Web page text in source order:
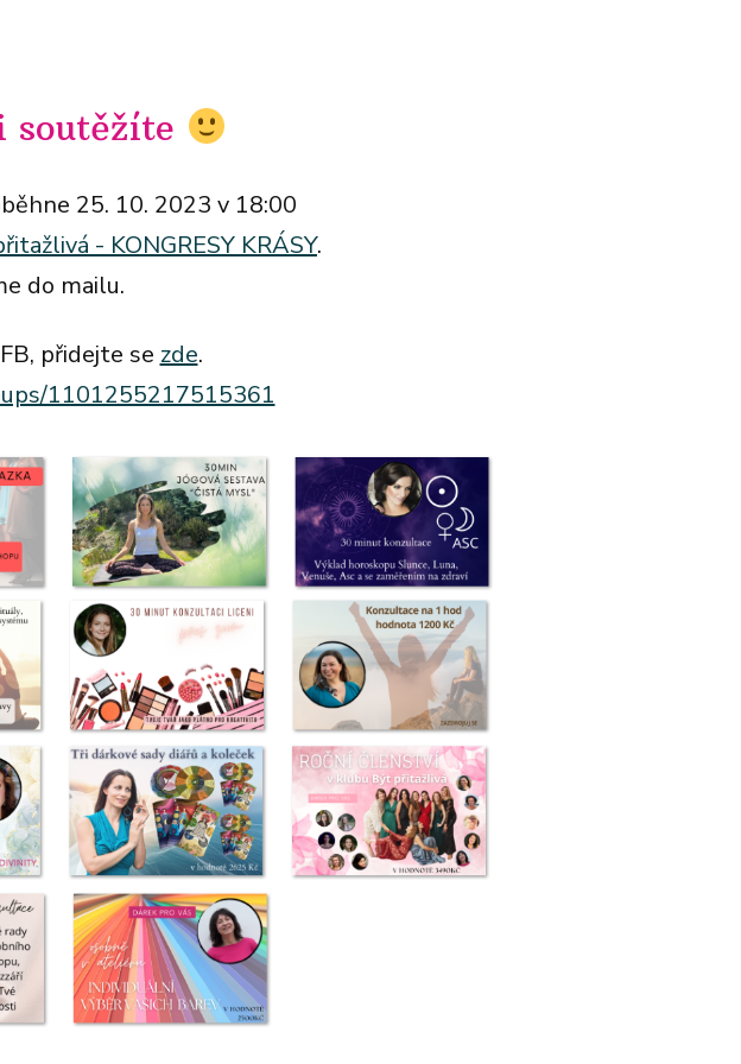
soutěžíte
25. 10. 2023 v 18:00
- KONGRESY KRÁSY.
do mailu.
přidejte se zde.
1101255217515361